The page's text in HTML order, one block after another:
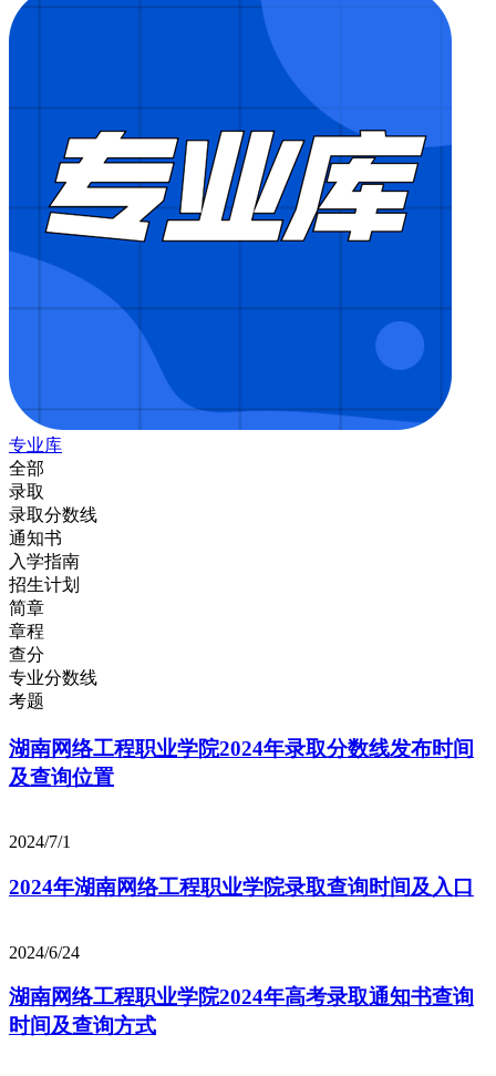
专业库
全部
录取
录取分数线
通知书
入学指南
招生计划
简章
章程
查分
专业分数线
考题
湖南网络工程职业学院2024年录取分数线发布时间
及查询位置
2024/7/1
2024年湖南网络工程职业学院录取查询时间及入口
2024/6/24
湖南网络工程职业学院2024年高考录取通知书查询
时间及查询方式